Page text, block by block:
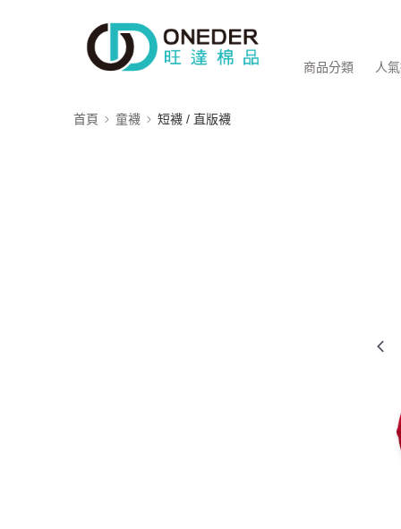
商品分類 人
首頁 童襪 短襪 / 直版襪